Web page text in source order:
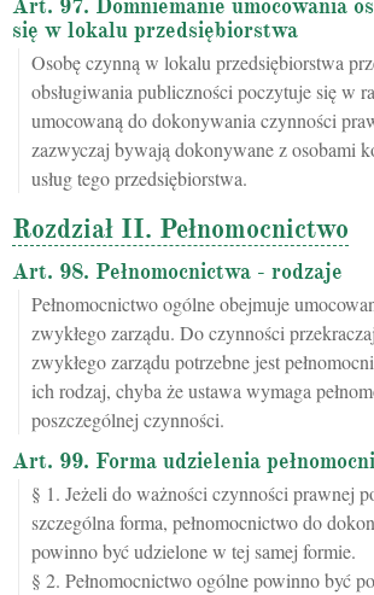
Art. 97. Domniemanie umocowania
się w lokalu przedsiębiorstwa
Osobę czynną w lokalu przedsiębiorstwa
obsługiwania publiczności poczytuje się w
umocowaną do dokonywania czynności
zazwyczaj bywają dokonywane z osobami
usług tego przedsiębiorstwa.
Rozdział II. Pełnomocnictwo
Art. 98. Pełnomocnictwa - rodzaje
Pełnomocnictwo ogólne obejmuje
zwykłego zarządu. Do czynności
zwykłego zarządu potrzebne jest
ich rodzaj, chyba że ustawa wymaga
poszczególnej czynności.
Art. 99. Forma udzielenia
§ 1. Jeżeli do ważności czynności prawnej
szczególna forma, pełnomocnictwo do
powinno być udzielone w tej samej formie.
§ 2. Pełnomocnictwo ogólne powinno być